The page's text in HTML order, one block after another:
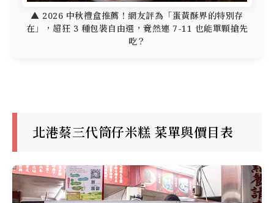
▲ 2026 中秋禮盒推薦！網友評為「蛋黃酥界的特別存
在」，超狂 3 種包裝自由選，竟然連 7-11 也能單顆搶先
吃？
北港蔡三代筒仔米糕 菜單與價目表